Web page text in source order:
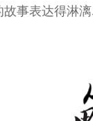
事表达得